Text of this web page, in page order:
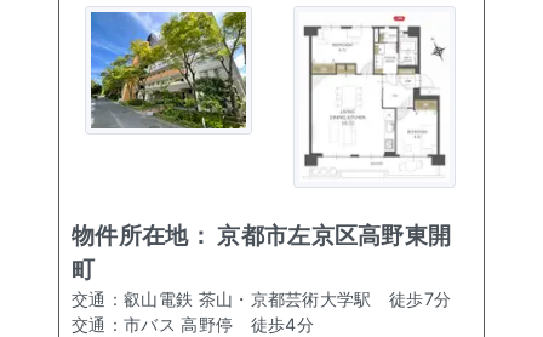
物件所在地：京都市左京区高野東開
町
交通： 叡山電鉄 茶山・京都芸術大学駅 徒歩7分
交通： 市バス 高野停 徒歩4分